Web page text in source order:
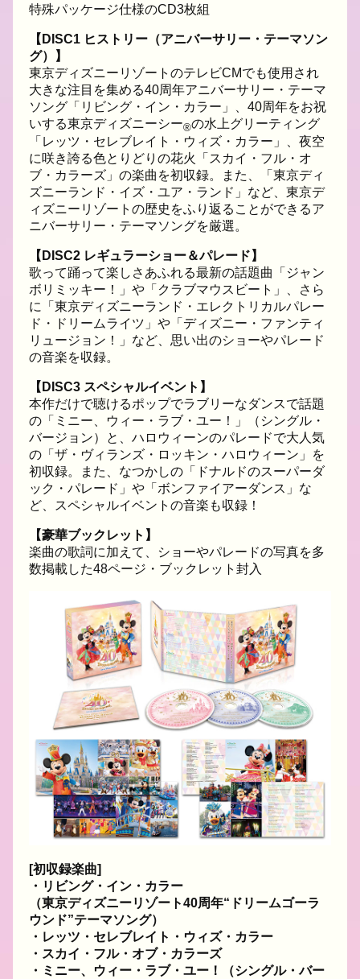
特殊パッケージ仕様のCD3枚組
【DISC1 ヒストリー（アニバーサリー・テーマソン
グ）】
東京ディズニーリゾートのテレビCMでも使用され
大きな注目を集める40周年アニバーサリー・テーマ
ソング「リビング・イン・カラー」、40周年をお祝
いする東京ディズニーシー®の水上グリーティング
「レッツ・セレブレイト・ウィズ・カラー」、夜空
に咲き誇る色とりどりの花火「スカイ・フル・オ
ブ・カラーズ」の楽曲を初収録。また、「東京ディ
ズニーランド・イズ・ユア・ランド」など、東京デ
ィズニーリゾートの歴史をふり返ることができるア
ニバーサリー・テーマソングを厳選。
【DISC2 レギュラーショー＆パレード】
歌って踊って楽しさあふれる最新の話題曲「ジャン
ボリミッキー！」や「クラブマウスビート」、さら
に「東京ディズニーランド・エレクトリカルパレー
ド・ドリームライツ」や「ディズニー・ファンティ
リュージョン！」など、思い出のショーやパレード
の音楽を収録。
【DISC3 スペシャルイベント】
本作だけで聴けるポップでラブリーなダンスで話題
の「ミニー、ウィー・ラブ・ユー！」（シングル・
バージョン）と、ハロウィーンのパレードで大人気
の「ザ・ヴィランズ・ロッキン・ハロウィーン」を
初収録。また、なつかしの「ドナルドのスーパーダ
ック・パレード」や「ボンファイアーダンス」な
ど、スペシャルイベントの音楽も収録！
【豪華ブックレット】
楽曲の歌詞に加えて、ショーやパレードの写真を多
数掲載した48ページ・ブックレット封入
[初収録楽曲]
・リビング・イン・カラー
（東京ディズニーリゾート40周年“ドリームゴーラ
ウンド”テーマソング）
・レッツ・セレブレイト・ウィズ・カラー
・スカイ・フル・オブ・カラーズ
・ミニー、ウィー・ラブ・ユー！（シングル・バー